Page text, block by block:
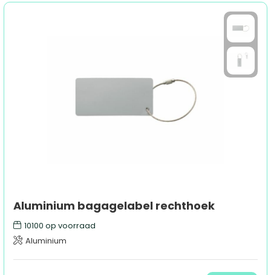
Aluminium bagagelabel rechthoek
10100 op voorraad
Aluminium